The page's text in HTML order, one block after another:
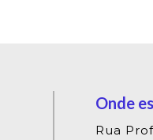
Onde
Rua